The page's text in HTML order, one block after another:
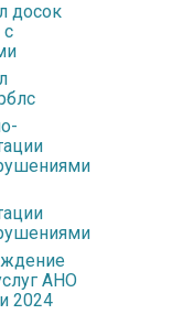
досок
с
АНО
2024